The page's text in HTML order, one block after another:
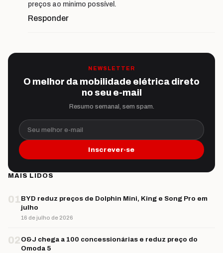
preços ao minimo possível.
Responder
NEWSLETTER
O melhor da mobilidade elétrica direto
no seu e-mail
Resumo semanal, sem spam.
Seu melhor e-mail
Inscrever-se
MAIS LIDOS
01BYD reduz preços de Dolphin Mini, King e Song Pro em
julho
16 de julho de 2026
02 O&J chega a 100 concessionárias e reduz preço do
Omoda 5